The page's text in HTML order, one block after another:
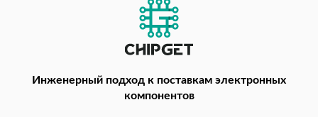
Инженерный подход к поставкам электронных
компонентов